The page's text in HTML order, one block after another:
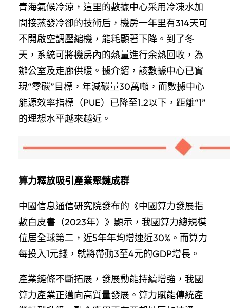
青海氣候冷涼，這里的數據中心采用冷凍水加
間接蒸發冷卻的技術后，機房一年里有314天可
不開啟空調壓縮機，能耗顯著下降。到了冬
天，系統可將機房內的熱量進行余熱回收，為
辦公室及走廊供暖。據介紹，該數據中心已實
現“零碳”目標，年減碳量30萬噸，而數據中心
能源效率指標（PUE）已降至1.2以下，距離“1”
的理想水平越來越近。
算力釋放吸引產業聚鏈成群
中國信息通信研究院發布的《中國算力發展指
數白皮書（2023年）》顯示，我國算力總規模
位居全球第二，近5年年均增速近30%。而算力
每投入1元錢，就將帶動3至4元的GDP增長。
產業鏈條不斷拓展，發展動能持續增強，我國
算力產業正邁向高質量發展。算力賦能傳統產